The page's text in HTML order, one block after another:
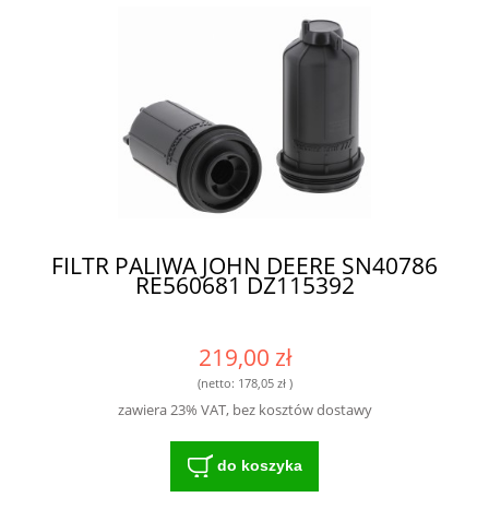
FILTR PALIWA JOHN DEERE SN40786
RE560681 DZ115392
219,00 zł
(netto: 178,05 zł)
zawiera 23% VAT, bez kosztów dostawy
do koszyka